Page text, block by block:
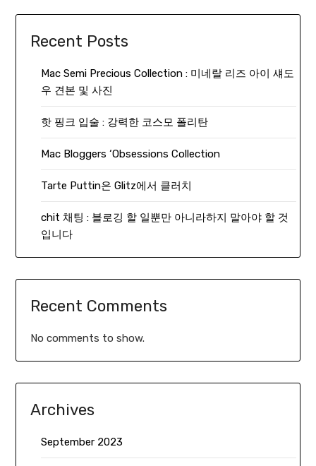
Recent Posts
Mac Semi Precious Collection : 미네랄 리즈 아이 섀도
우 견본 및 사진
핫 핑크 입술 : 강력한 코스모 폴리탄
Mac Bloggers ‘Obsessions Collection
Tarte Puttin은 Glitz에서 클러치
chit 채팅 : 블로깅 할 일뿐만 아니라하지 말아야 할 것
입니다
Recent Comments
No comments to show.
Archives
September 2023